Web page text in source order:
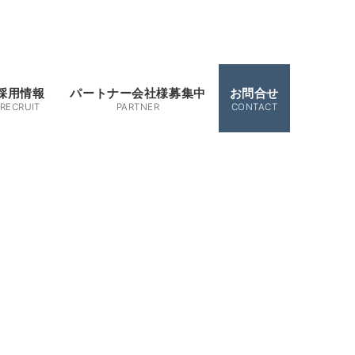
用情報
RECRUIT
パートナー会社様募集中
PARTNER
お問合せ
CONTACT